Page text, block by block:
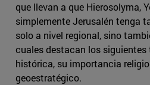
que llevan a que Hierosolyma,
simplemente Jerusalén tenga
solo a nivel regional, sino
cuales destacan los siguientes
histórica, su importancia
geoestratégico.